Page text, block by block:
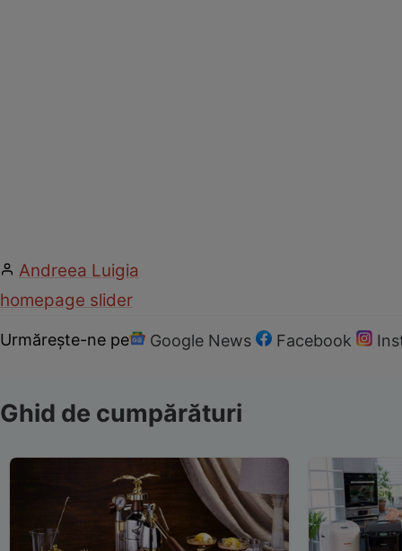
Andreea Luigia
homepage slider
Urmărește-ne pe Google News Facebook
Ghid de cumpărături